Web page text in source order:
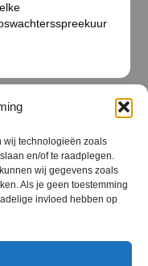
wij technologieën zoals
en/of te raadplegen.
wij gegevens zoals
Als je geen toestemming
invloed hebben op